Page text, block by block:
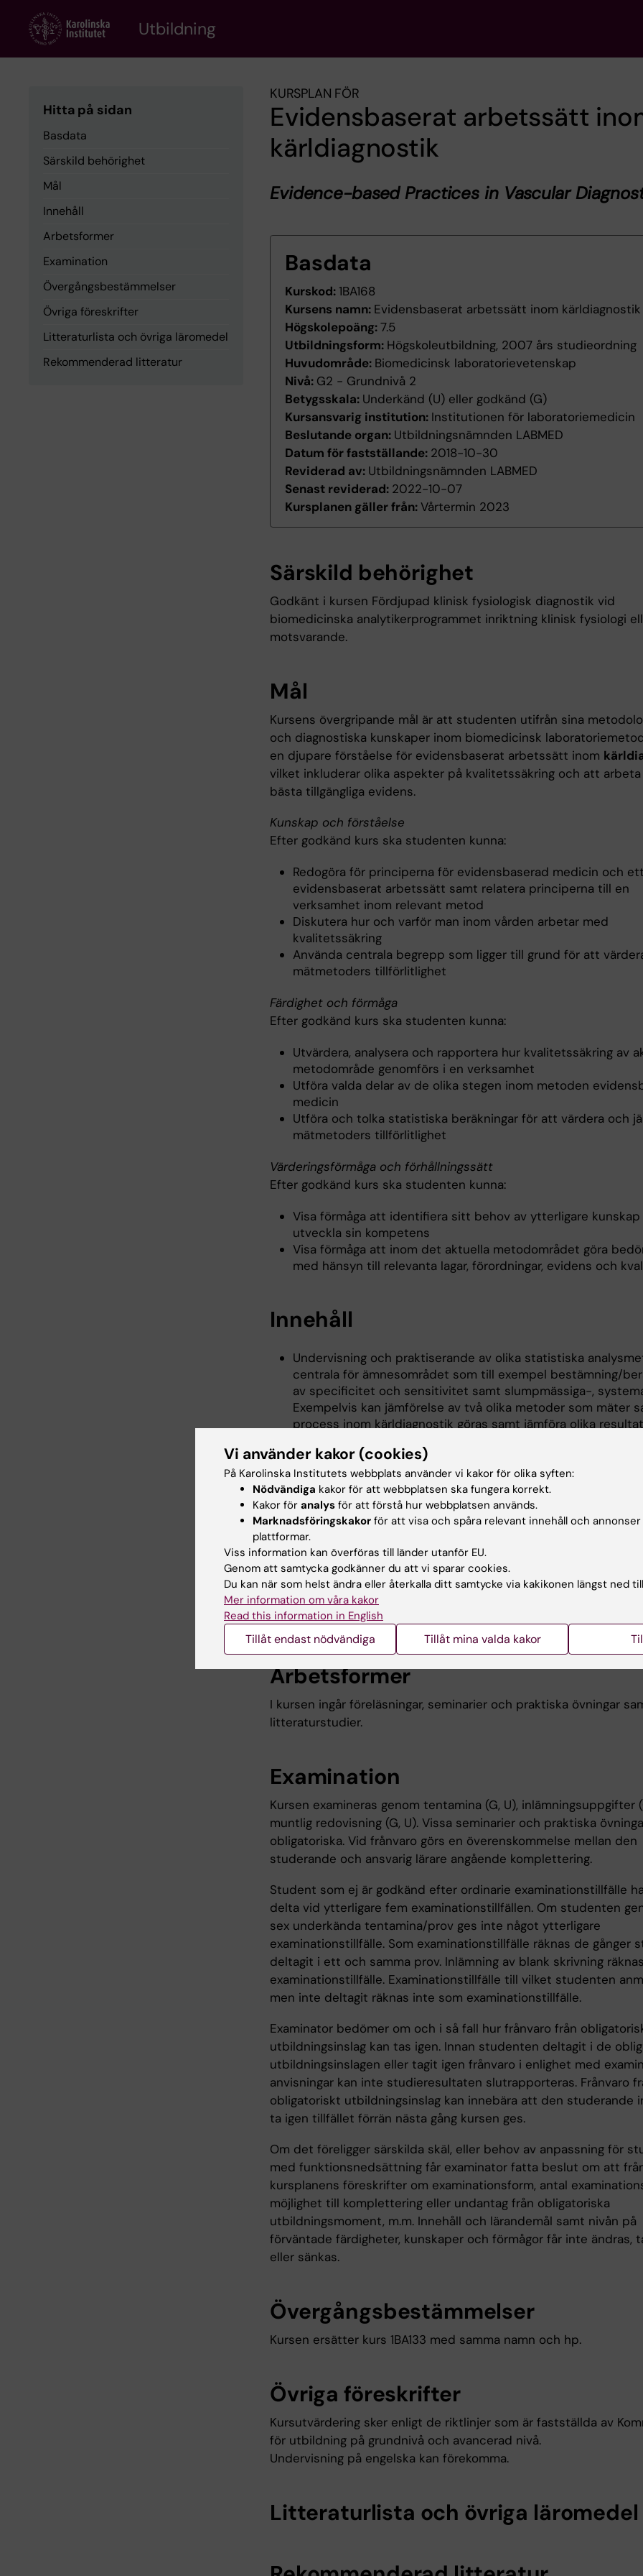
content
Utbildning
Hitta på sidan
Basdata
Särskild behörighet
Mål
Innehåll
Arbetsformer
Examination
Övergångsbestämmelser
Övriga föreskrifter
Litteraturlista och övriga läromedel
Rekommenderad litteratur
KURSPLAN FÖR
Evidensbaserat arbetssätt
kärldiagnostik
Evidence-based Practices in Vascular
Basdata
Kurskod:1BA168
Kursens namn: Evidensbaserat arbetssätt inom kärldiagnostik
Högskolepoäng:7.5
Utbildningsform: Högskoleutbildning, 2007 års studieordning
Huvudområde: Biomedicinsk laboratorievetenskap
Nivå: G2 - Grundnivå 2
Betygsskala: Underkänd (U) eller godkänd (G)
Kursansvarig institution: Institutionen för laboratoriemedicin
Beslutande organ: Utbildningsnämnden LABMED
Datum för fastställande: 2018-10-30
Reviderad av: Utbildningsnämnden LABMED
Senast reviderad: 2022-10-07
Kursplanen gäller från:Vårtermin 2023
Särskild behörighet
Godkänt i kursen Fördjupad klinisk fysiologisk diagnostik vid
biomedicinska analytikerprogrammet inriktning klinisk fysiologi
motsvarande.
Mål
Kursens övergripande mål är att studenten utifrån sina
och diagnostiska kunskaper inom biomedicinsk
en djupare förståelse för evidensbaserat arbetssätt inom
vilket inkluderar olika aspekter på kvalitetssäkring och att
bästa tillgängliga evidens.
Kunskap och förståelse
Efter godkänd kurs ska studenten kunna:
Redogöra för principerna för evidensbaserad medicin och ett
evidensbaserat arbetssätt samt relatera principerna till en
verksamhet inom relevant metod
Diskutera hur och varför man inom vården arbetar med
kvalitetssäkring
Använda centrala begrepp som ligger till grund för att
mätmetoders tillförlitlighet
Färdighet och förmåga
Efter godkänd kurs ska studenten kunna:
Utvärdera, analysera och rapportera hur kvalitetssäkring av
metodområde genomförs i en verksamhet
Utföra valda delar av de olika stegen inom metoden
medicin
Utföra och tolka statistiska beräkningar för att värdera och
mätmetoders tillförlitlighet
Värderingsförmåga och förhållningssätt
Efter godkänd kurs ska studenten kunna:
Visa förmåga att identifiera sitt behov av ytterligare
utveckla sin kompetens
Visa förmåga att inom det aktuella metodområdet göra
med hänsyn till relevanta lagar, förordningar, evidens och
Innehåll
Undervisning och praktiserande av olika statistiska
centrala för ämnesområdet som till exempel bestämning/
av specificitet och sensitivitet samt slumpmässiga-,
Exempelvis kan jämförelse av två olika metoder som mäter
process inom kärldiagnostik göras samt jämföra olika
analysresultat mellan oerfaren och erfaren utförare, inom
ämnesområde.
Teori varvas med praktiska uppgifter kring centrala begrepp
kvalitetssäkring och evidensbaserad medicin som till
formulera en frågeställning, utföra en litteratursökning samt
metaanalys med hjälp av Forrestplott. Belysning av hur
SWEDAC arbetar centralt och som kontrollorgan i den
verksamheten för att säkerställa diagnostisk och analytisk
tillförlitlighet.
I kursen ingår även fältstudier på en fysiologisk avdelning
genomförande av en internrevision inom det aktuella
Arbetsformer
I kursen ingår föreläsningar, seminarier och praktiska övningar
litteraturstudier.
Examination
Kursen examineras genom tentamina (G, U), inlämningsuppgifter
muntlig redovisning (G, U). Vissa seminarier och praktiska
obligatoriska. Vid frånvaro görs en överenskommelse mellan den
studerande och ansvarig lärare angående komplettering.
Student som ej är godkänd efter ordinarie examinationstillfälle
delta vid ytterligare fem examinationstillfällen. Om studenten
sex underkända tentamina/prov ges inte något ytterligare
examinationstillfälle. Som examinationstillfälle räknas de gånger
deltagit i ett och samma prov. Inlämning av blank skrivning
examinationstillfälle. Examinationstillfälle till vilket studenten
men inte deltagit räknas inte som examinationstillfälle.
Examinator bedömer om och i så fall hur frånvaro från
utbildningsinslag kan tas igen. Innan studenten deltagit i de
utbildningsinslagen eller tagit igen frånvaro i enlighet med
anvisningar kan inte studieresultaten slutrapporteras. Frånvaro
obligatoriskt utbildningsinslag kan innebära att den studerande
ta igen tillfället förrän nästa gång kursen ges.
Om det föreligger särskilda skäl, eller behov av anpassning för
med funktionsnedsättning får examinator fatta beslut om att
kursplanens föreskrifter om examinationsform, antal
möjlighet till komplettering eller undantag från obligatoriska
utbildningsmoment, m.m. Innehåll och lärandemål samt nivån på
förväntade färdigheter, kunskaper och förmågor får inte ändras,
eller sänkas.
Övergångsbestämmelser
Kursen ersätter kurs 1BA133 med samma namn och hp.
Övriga föreskrifter
Kursutvärdering sker enligt de riktlinjer som är fastställda av
för utbildning på grundnivå och avancerad nivå.
Undervisning på engelska kan förekomma.
Litteraturlista och övriga läromedel
Vi använder kakor (cookies)
På Karolinska Institutets webbplats använder vi kakor för olika syften:
Nödvändiga kakor för att webbplatsen ska fungera korrekt.
Kakor för analys för att förstå hur webbplatsen används.
Marknadsföringskakor för att visa och spåra relevant innehåll och
plattformar.
Viss information kan överföras till länder utanför EU.
Genom att samtycka godkänner du att vi sparar cookies.
Du kan när som helst ändra eller återkalla ditt samtycke via kakikonen längst ned
Mer information om våra kakor
Read this information in English
Tillåt endast nödvändiga Tillåt mina valda kakor